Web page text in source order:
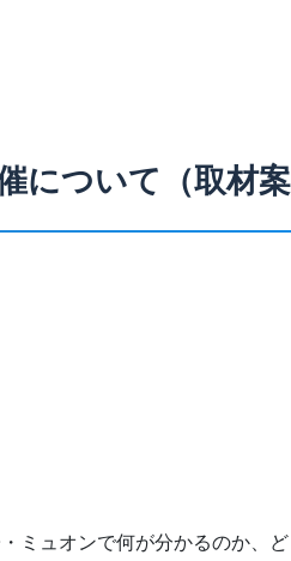
について（取材案
ミュオンで何が分かるのか、